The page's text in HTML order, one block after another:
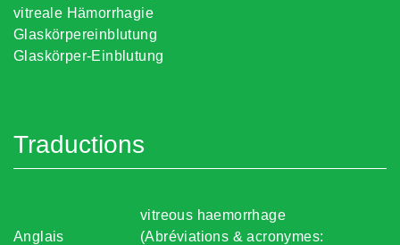
vitreale Hämorrhagie
Glaskörpereinblutung
Glaskörper-Einblutung
Traductions
Anglais
vitreous haemorrhage
(Abréviations & acronymes: